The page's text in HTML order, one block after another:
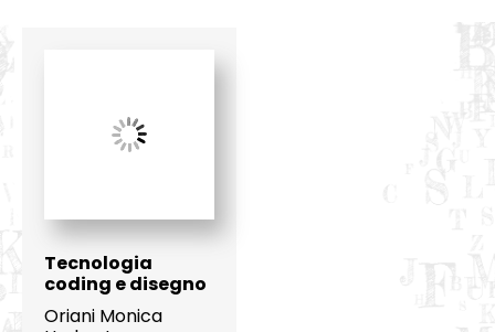
Tecnologia
coding e disegno
Oriani Monica